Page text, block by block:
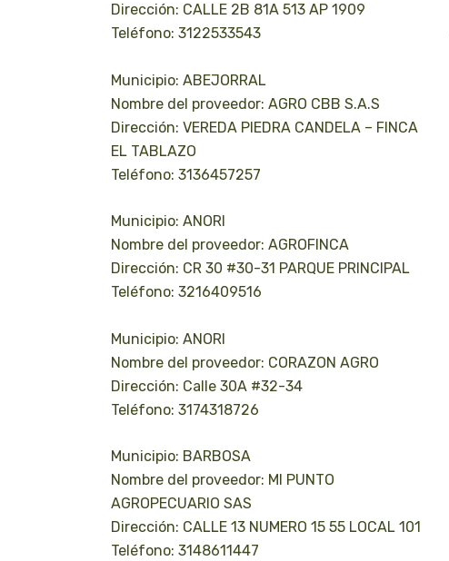
Dirección: CALLE 2B 81A 513 AP 1909
Teléfono: 3122533543
Municipio: ABEJORRAL
Nombre del proveedor: AGRO CBB S.A.S
Dirección: VEREDA PIEDRA CANDELA – FINCA
EL TABLAZO
Teléfono: 3136457257
Municipio: ANORI
Nombre del proveedor: AGROFINCA
Dirección: CR 30 #30-31 PARQUE PRINCIPAL
Teléfono: 3216409516
Municipio: ANORI
Nombre del proveedor: CORAZON AGRO
Dirección: Calle 30A #32-34
Teléfono: 3174318726
Municipio: BARBOSA
Nombre del proveedor: MI PUNTO
AGROPECUARIO SAS
Dirección: CALLE 13 NUMERO 15 55 LOCAL 101
Teléfono: 3148611447